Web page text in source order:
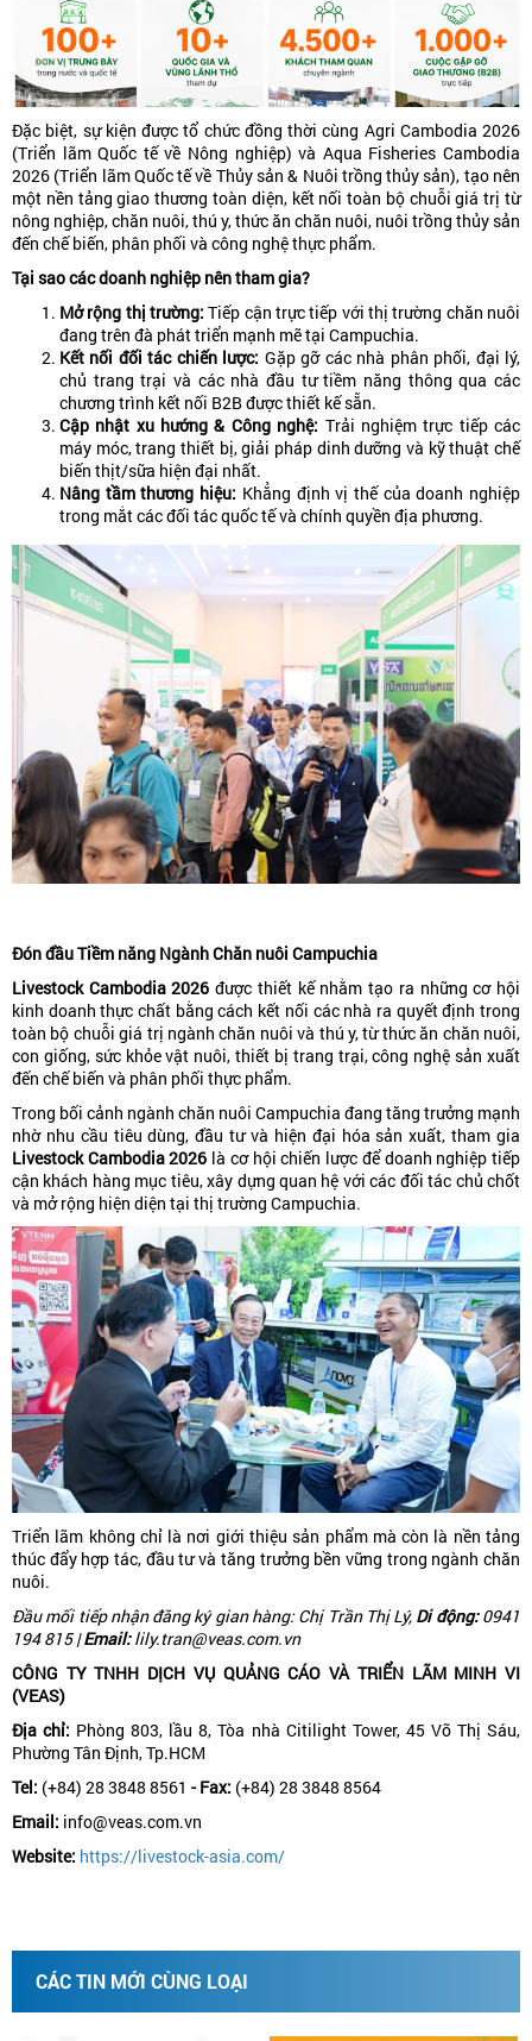
Đặc biệt, sự kiện được tổ chức đồng thời cùng Agri Cambodia 2026
(Triển lãm Quốc tế về Nông nghiệp) và Aqua Fisheries Cambodia
2026 (Triển lãm Quốc tế về Thủy sản & Nuôi trồng thủy sản), tạo nên
một nền tảng giao thương toàn diện, kết nối toàn bộ chuỗi giá trị từ
nông nghiệp, chăn nuôi, thú y, thức ăn chăn nuôi, nuôi trồng thủy sản
đến chế biến, phân phối và công nghệ thực phẩm.
Tại sao các doanh nghiệp nên tham gia?
Mở rộng thị trường: Tiếp cận trực tiếp với thị trường chăn nuôi
đang trên đà phát triển mạnh mẽ tại Campuchia.
Kết nối đối tác chiến lược: Gặp gỡ các nhà phân phối, đại lý,
chủ trang trại và các nhà đầu tư tiềm năng thông qua các
chương trình kết nối B2B được thiết kế sẵn.
Cập nhật xu hướng & Công nghệ: Trải nghiệm trực tiếp các
máy móc, trang thiết bị, giải pháp dinh dưỡng và kỹ thuật chế
biến thịt/sữa hiện đại nhất.
Nâng tầm thương hiệu: Khẳng định vị thế của doanh nghiệp
trong mắt các đối tác quốc tế và chính quyền địa phương.
Đón đầu Tiềm năng Ngành Chăn nuôi Campuchia
Livestock Cambodia 2026 được thiết kế nhằm tạo ra những cơ hội
kinh doanh thực chất bằng cách kết nối các nhà ra quyết định trong
toàn bộ chuỗi giá trị ngành chăn nuôi và thú y, từ thức ăn chăn nuôi,
con giống, sức khỏe vật nuôi, thiết bị trang trại, công nghệ sản xuất
đến chế biến và phân phối thực phẩm.
Trong bối cảnh ngành chăn nuôi Campuchia đang tăng trưởng mạnh
nhờ nhu cầu tiêu dùng, đầu tư và hiện đại hóa sản xuất, tham gia
Livestock Cambodia 2026 là cơ hội chiến lược để doanh nghiệp tiếp
cận khách hàng mục tiêu, xây dựng quan hệ với các đối tác chủ chốt
và mở rộng hiện diện tại thị trường Campuchia.
Triển lãm không chỉ là nơi giới thiệu sản phẩm mà còn là nền tảng
thúc đẩy hợp tác, đầu tư và tăng trưởng bền vững trong ngành chăn
nuôi.
Đầu mối tiếp nhận đăng ký gian hàng: Chị Trần Thị Lý, Di động:0941
194 815 |Email:lily.tran@veas.com.vn
CÔNG TY TNHH DỊCH VỤ QUẢNG CÁO VÀ TRIỂN LÃM MINH VI
(VEAS)
Địa chỉ: Phòng 803, lầu 8, Tòa nhà Citilight Tower, 45 Võ Thị Sáu,
Phường Tân Định, Tp.HCM
Tel: (+84) 28 3848 8561 - Fax: (+84) 28 3848 8564
Email: info@veas.com.vn
Website: https://livestock-asia.com/
CÁC TIN MỚI CÙNG LOẠI